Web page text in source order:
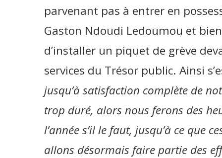
parvenant pas à entrer en
Gaston Ndoudi Ledoumou et
d’installer un piquet de grève
services du Trésor public. Ainsi
jusqu’à satisfaction complète de
trop duré, alors nous ferons des
l’année s’il le faut, jusqu’à ce que
allons désormais faire partie des